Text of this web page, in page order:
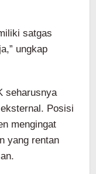
satgas
ungkap
seharusnya
Posisi
mengingat
yang rentan